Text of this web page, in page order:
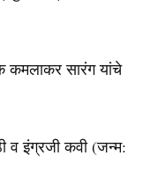
कमलाकर सारंग यांचे
व इंग्रजी कवी (जन्म: